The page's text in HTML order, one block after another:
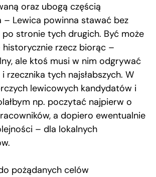
oraz ubogą częścią
– Lewica powinna stawać bez
po stronie tych drugich. Być może
rzecz biorąc –
ale ktoś musi w nim odgrywać
rzecznika tych najsłabszych. W
lewicowych kandydatów i
np. poczytać najpierw o
a dopiero ewentualnie
– dla lokalnych
pożądanych celów